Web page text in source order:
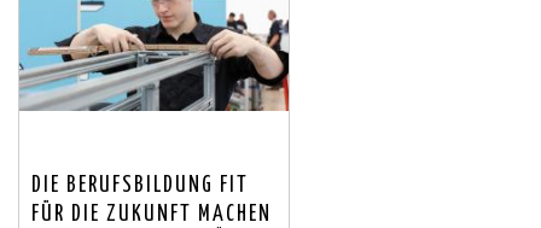
DIE BERUFSBILDUNG FIT
FÜR DIE ZUKUNFT MACHEN